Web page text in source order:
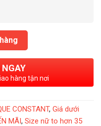
220MSD3B6B số lượng
hàng tận nơi
CONSTANT, Giá dưới
MÃI, Size nữ to hơn 35